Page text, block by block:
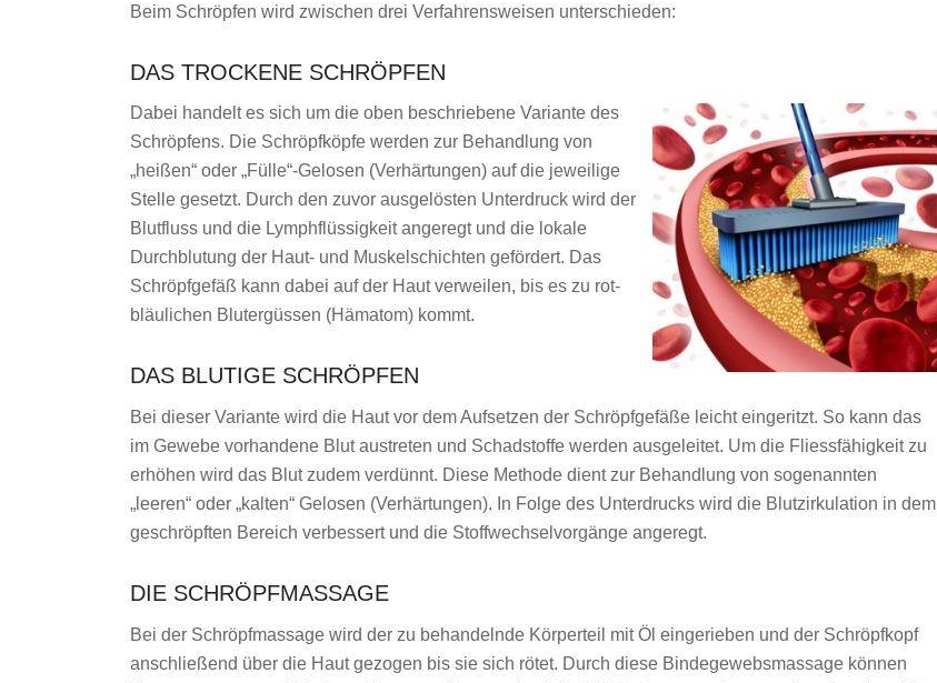
Beim Schröpfen wird zwischen drei Verfahrensweisen unterschieden:
DAS TROCKENE SCHRÖPFEN
Dabei handelt es sich um die oben beschriebene Variante des
Schröpfens. Die Schröpfköpfe werden zur Behandlung von
„heißen“ oder „Fülle“-Gelosen (Verhärtungen) auf die jeweilige
Stelle gesetzt. Durch den zuvor ausgelösten Unterdruck wird der
Blutfluss und die Lymphflüssigkeit angeregt und die lokale
Durchblutung der Haut- und Muskelschichten gefördert. Das
Schröpfgefäß kann dabei auf der Haut verweilen, bis es zu rot-
bläulichen Blutergüssen (Hämatom) kommt.
DAS BLUTIGE SCHRÖPFEN
Bei dieser Variante wird die Haut vor dem Aufsetzen der Schröpfgefäße leicht eingeritzt. So kann das
im Gewebe vorhandene Blut austreten und Schadstoffe werden ausgeleitet. Um die Fliessfähigkeit zu
erhöhen wird das Blut zudem verdünnt. Diese Methode dient zur Behandlung von sogenannten
„leeren“ oder „kalten“ Gelosen (Verhärtungen). In Folge des Unterdrucks wird die Blutzirkulation in dem
geschröpften Bereich verbessert und die Stoffwechselvorgänge angeregt.
DIE SCHRÖPFMASSAGE
Bei der Schröpfmassage wird der zu behandelnde Körperteil mit Öl eingerieben und der Schröpfkopf
anschließend über die Haut gezogen bis sie sich rötet. Durch diese Bindegewebsmassage können